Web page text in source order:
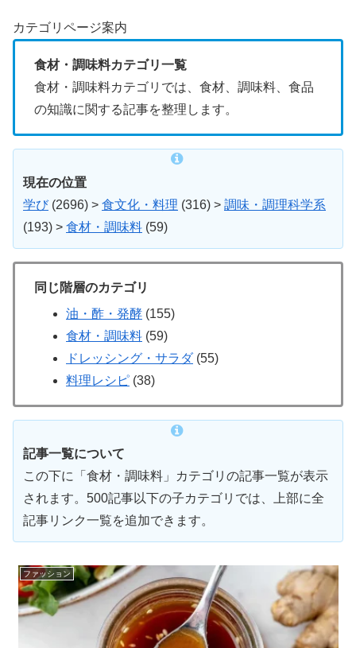
カテゴリページ案内
食材・調味料カテゴリ一覧
食材・調味料カテゴリでは、食材、調味料、食品
の知識に関する記事を整理します。
現在の位置
学び (2696) > 食文化・料理 (316) > 調味・調理科学系
(193) > 食材・調味料 (59)
同じ階層のカテゴリ
油・酢・発酵 (155)
食材・調味料 (59)
ドレッシング・サラダ (55)
料理レシピ (38)
記事一覧について
この下に「食材・調味料」カテゴリの記事一覧が表示
されます。500記事以下の子カテゴリでは、上部に全
記事リンク一覧を追加できます。
ファッション